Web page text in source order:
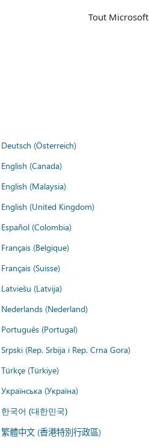
Tout Microsoft
Deutsch (Österreich)
English (Canada)
English (Malaysia)
English (United Kingdom)
Español (Colombia)
Français (Belgique)
Français (Suisse)
Latviešu (Latvija)
Nederlands (Nederland)
Português (Portugal)
Srpski (Rep. Srbija i Rep. Crna Gora)
Türkçe (Türkiye)
Українська (Україна)
한국어 (대한민국)
繁體中文 (香港特別行政區)